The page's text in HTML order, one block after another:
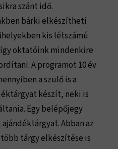
szánt idő.
bárki elkészítheti
kis létszámú
oktatóink mindenkire
A programot 10 év
a szülő is a
készít, neki is
Egy belépőjegy
Abban az
tárgy elkészítése is